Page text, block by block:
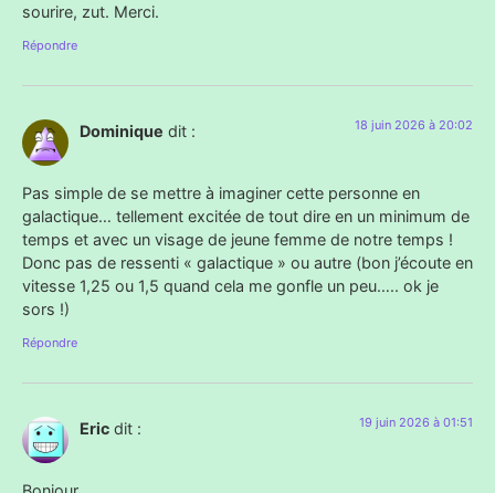
sourire, zut. Merci.
Répondre
Dominique dit : 18 juin 2026 à 20:02
Pas simple de se mettre à imaginer cette personne en
galactique… tellement excitée de tout dire en un minimum de
temps et avec un visage de jeune femme de notre temps !
Donc pas de ressenti « galactique » ou autre (bon j’écoute en
vitesse 1,25 ou 1,5 quand cela me gonfle un peu….. ok je
sors !)
Répondre
Eric dit : 19 juin 2026 à 01:51